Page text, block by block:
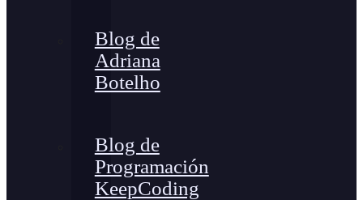
Blog de
Adriana
Botelho
Blog de
Programación
KeepCoding